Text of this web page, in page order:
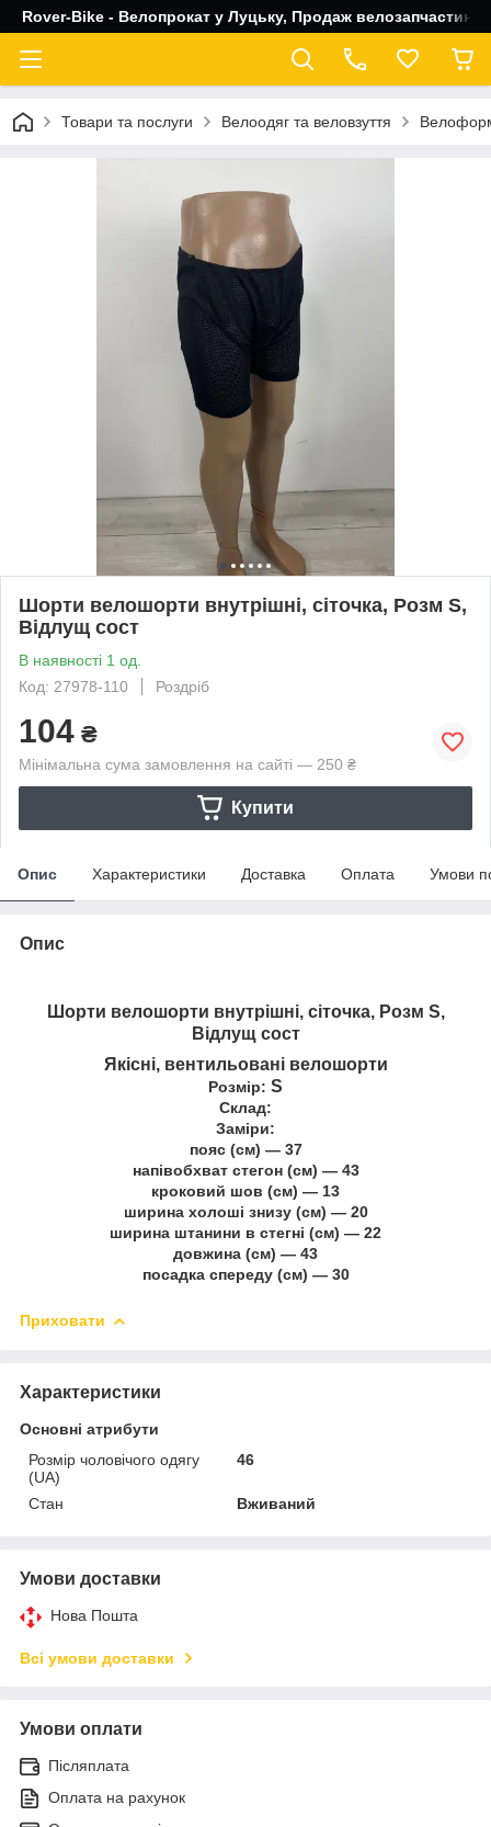
Rover-Bike - Велопрокат у Луцьку, Продаж велозапчастин,
Товари та послуги Велоодяг та веловзуття
Шорти велошорти внутрішні, сіточка, Розм S,
Відлущ сост
В наявності 1 од.
Код: 27978-110
Роздріб
104 ₴
Мінімальна сума замовлення на сайті — 250 ₴
Купити
Опис Характеристики Доставка Оплата Умови
Опис
Шорти велошорти внутрішні, сіточка, Розм S,
Відлущ сост
Якісні, вентильовані велошорти
Розмір: S
Склад:
Заміри:
пояс (см) — 37
напівобхват стегон (см) — 43
кроковий шов (см) — 13
ширина холоші знизу (см) — 20
ширина штанини в стегні (см) — 22
довжина (см) — 43
посадка спереду (см) — 30
Приховати
Характеристики
Основні атрибути
Розмір чоловічого одягу
(UA)
46
Стан Вживаний
Умови доставки
Нова Пошта
Всі умови доставки
Умови оплати
Післяплата
Оплата на рахунок